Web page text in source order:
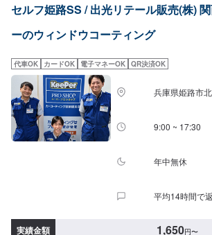
セルフ姫路SS / 出光リテール販売(株)
ーのウィンドウコーティング
代車OK カードOK 電子マネーOK QR決済OK
兵庫県姫路市
9:00 ~ 17:30
年中無休
平均14時間で
実績金額 1,650円〜